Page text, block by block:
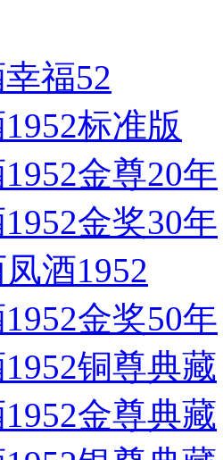
福52
标准版
金尊20年
金奖30年
酒1952
金奖50年
铜尊典藏
金尊典藏